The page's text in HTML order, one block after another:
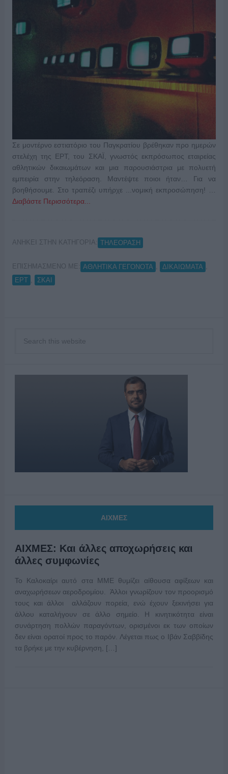
Σε μοντέρνο εστιατόριο του Παγκρατίου βρέθηκαν προ ημερών
στελέχη της ΕΡΤ, του ΣΚΑΪ, γνωστός εκπρόσωπος εταιρείας
αθλητικών δικαιωμάτων και μια παρουσιάστρια με πολυετή
εμπειρία στην τηλεόραση. Μαντέψτε ποιοι ήταν… Για να
βοηθήσουμε. Στο τραπέζι υπήρχε ...νομική εκπροσώπηση! …
Διαβάστε Περισσότερα...
ΑΝΗΚΕΙ ΣΤΗΝ ΚΑΤΗΓΟΡΙΑ: ΤΗΛΕΟΡΑΣΗ
ΕΠΙΣΗΜΑΣΜΕΝΟ ΜΕ: ΑΘΛΗΤΙΚΑ ΓΕΓΟΝΟΤΑ ΔΙΚΑΙΩΜΑΤΑ
ΕΡΤ
ΣΚΑΙ
ΑΙΧΜΕΣ
ΑΙΧΜΕΣ: Και άλλες αποχωρήσεις και
άλλες συμφωνίες
Το Καλοκαίρι αυτό στα ΜΜΕ θυμίζει αίθουσα αφίξεων και
αναχωρήσεων αεροδρομίου. Άλλοι γνωρίζουν τον προορισμό
τους και άλλοι αλλάζουν πορεία, ενώ έχουν ξεκινήσει για
άλλου καταλήγουν σε άλλο σημείο. Η κινητικότητα είναι
συνάρτηση πολλών παραγόντων, ορισμένοι εκ των οποίων
δεν είναι ορατοί προς το παρόν. Λέγεται πως ο Ιβάν Σαββίδης
τα βρήκε με την κυβέρνηση, […]